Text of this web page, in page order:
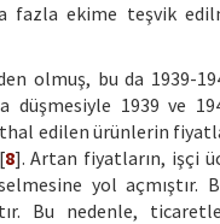
fazla ekime teşvik
olmuş, bu da 1939-
1939 ve
edilen ürünlerin
8]. Artan fiyatların, işçi
yol
Bu nedenle,